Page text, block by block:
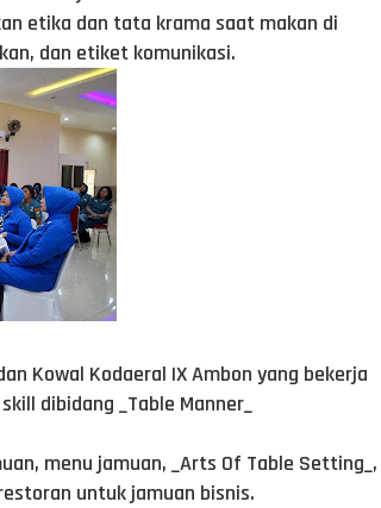
etika dan tata krama saat makan di
dan etiket komunikasi.
Kowal Kodaeral IX Ambon yang bekerja
dibidang _Table Manner_
menu jamuan, _Arts Of Table Setting_,
untuk jamuan bisnis.